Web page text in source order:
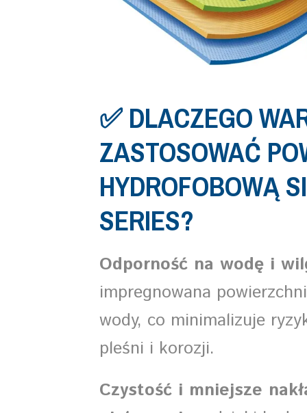
✅ DLACZEGO
ZASTOSOWAĆ
HYDROFOBOWĄ
SERIES?
Odporność na wodę i
impregnowana
wody, co minimalizuje
pleśni i korozji.
Czystość i mniejsze